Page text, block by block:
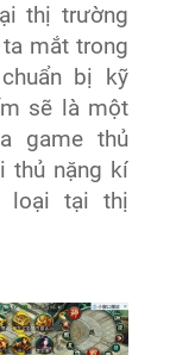
thị trường
mắt trong
bị kỹ
sẽ là một
game thủ
thủ nặng kí
loại tại thị